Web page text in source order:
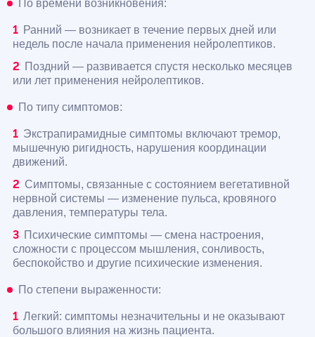
По времени возникновения:
Ранний — возникает в течение первых дней или
недель после начала применения нейролептиков.
Поздний — развивается спустя несколько месяцев
или лет применения нейролептиков.
По типу симптомов:
Экстрапирамидные симптомы включают тремор,
мышечную ригидность, нарушения координации
движений.
Симптомы, связанные с состоянием вегетативной
нервной системы — изменение пульса, кровяного
давления, температуры тела.
Психические симптомы — смена настроения,
сложности с процессом мышления, сонливость,
беспокойство и другие психические изменения.
По степени выраженности:
Легкий: симптомы незначительны и не оказывают
большого влияния на жизнь пациента.